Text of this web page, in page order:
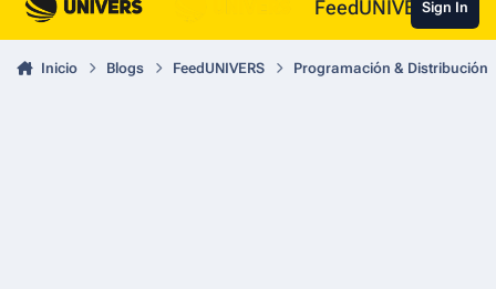
FeedUNIVERSSign In
Inicio Blogs FeedUNIVERS Programación & Distribución